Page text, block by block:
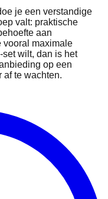
je een verstandige
valt: praktische
aan
vooral maximale
wilt, dan is het
op een
af te wachten.